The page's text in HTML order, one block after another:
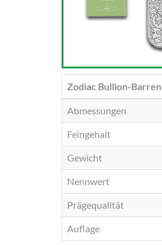
Zodiac Bullion-Barren
Abmessungen
Feingehalt
Gewicht
Nennwert
Prägequalität
Auflage